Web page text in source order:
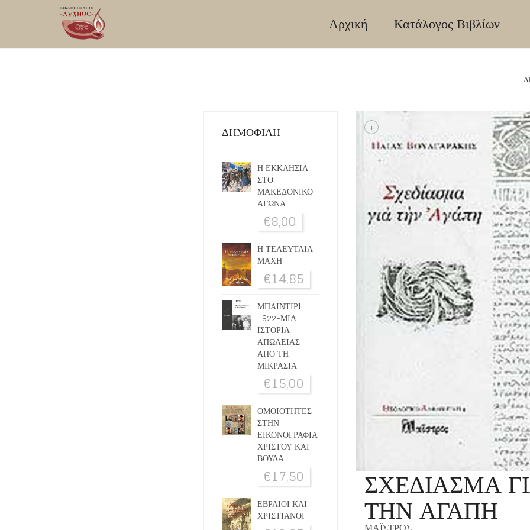
Αρχική Κατάλογος Βιβλίων
+
ΣΧΕΔΙΑΣΜΑ
ΤΗΝ ΑΓΑΠΗ
ΔΗΜΟΦΙΛΗ
Η ΕΚΚΛΗΣΙΑ
ΣΤΟ
ΜΑΚΕΔΟΝΙΚΟ
ΑΓΩΝΑ
€8,00
Η ΤΕΛΕΥΤΑΙΑ
ΜΑΧΗ
€14,85
ΜΠΑΙΝΤΙΡΙ
1922-ΜΙΑ
ΙΣΤΟΡΙΑ
ΑΠΩΛΕΙΑΣ
ΑΠΟ ΤΗ
ΜΙΚΡΑΣΙΑ
€15,00
ΟΜΟΙΟΤΗΤΕΣ
ΣΤΗΝ
ΕΙΚΟΝΟΓΡΑΦΙΑ
ΧΡΙΣΤΟΥ ΚΑΙ
ΒΟΥΔΑ
€17,50
ΕΒΡΑΙΟΙ ΚΑΙ
ΧΡΙΣΤΙΑΝΟΙ